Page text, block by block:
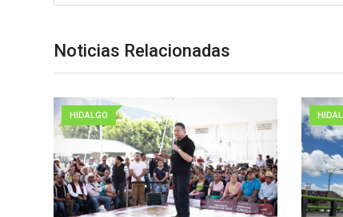
Noticias Relacionadas
HIDALGO